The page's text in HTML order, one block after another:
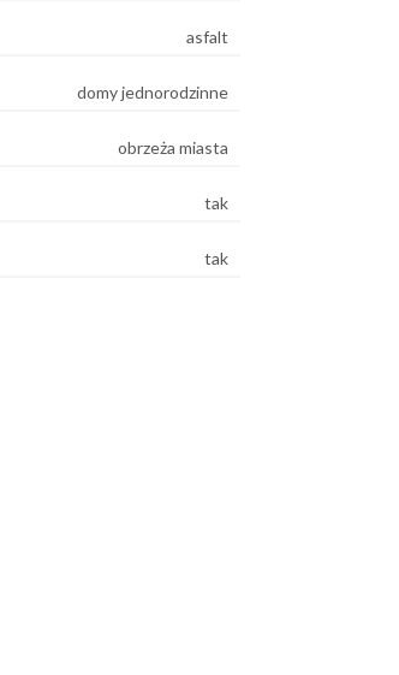
asfalt
domy jednorodzinne
obrzeża miasta
tak
tak